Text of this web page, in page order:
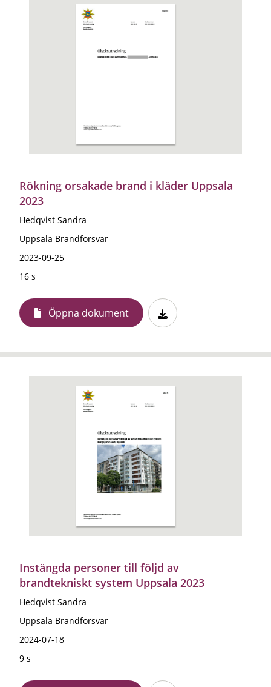
Rökning orsakade brand i kläder Uppsala
2023
Hedqvist Sandra
Uppsala Brandförsvar
2023-09-25
16 s
Öppna dokument
Instängda personer till följd av
brandtekniskt system Uppsala 2023
Hedqvist Sandra
Uppsala Brandförsvar
2024-07-18
9 s